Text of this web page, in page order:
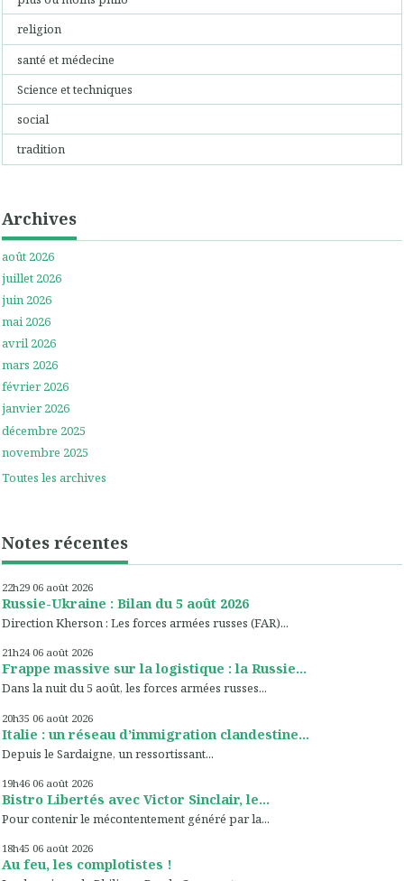
religion
santé et médecine
Science et techniques
social
tradition
Archives
août 2026
juillet 2026
juin 2026
mai 2026
avril 2026
mars 2026
février 2026
janvier 2026
décembre 2025
novembre 2025
Toutes les archives
Notes récentes
22h29 06 août 2026
Russie-Ukraine : Bilan du 5 août 2026
Direction Kherson : Les forces armées russes (FAR)...
21h24 06 août 2026
Frappe massive sur la logistique : la Russie...
Dans la nuit du 5 août, les forces armées russes...
20h35 06 août 2026
Italie : un réseau d’immigration clandestine...
Depuis le Sardaigne, un ressortissant...
19h46 06 août 2026
Bistro Libertés avec Victor Sinclair, le...
Pour contenir le mécontentement généré par la...
18h45 06 août 2026
Au feu, les complotistes !